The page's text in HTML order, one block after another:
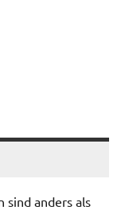
sind anders als